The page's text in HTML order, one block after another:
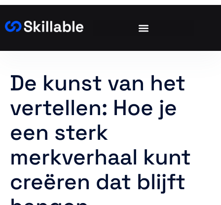
De kunst van het
vertellen: Hoe je
een sterk
merkverhaal kunt
creëren dat blijft